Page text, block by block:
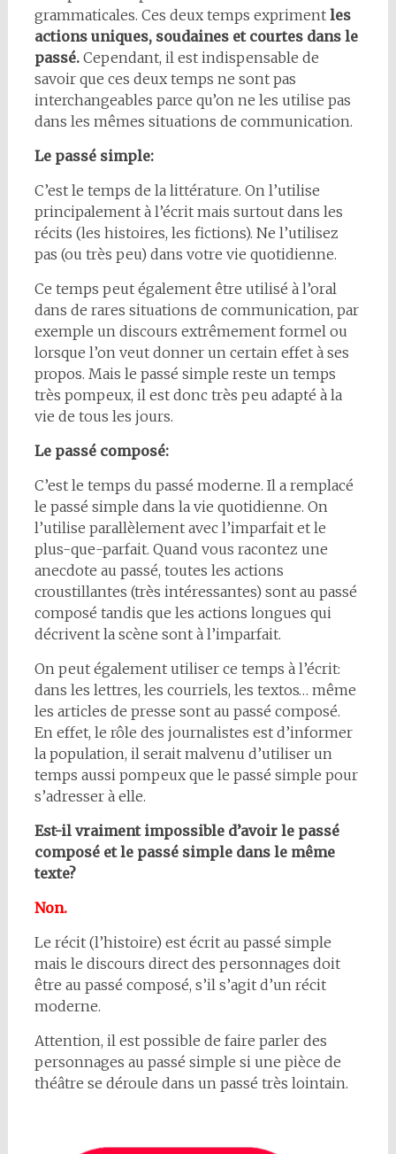
grammaticales. Ces deux temps exprimentles
actions uniques, soudaines et courtes dans le
passé.Cependant, il est indispensable de
savoir que ces deux temps ne sont pas
interchangeables parce qu’on ne les utilise pas
dans les mêmes situations de communication.
Le passé simple:
C’est le temps de la littérature. On l’utilise
principalement à l’écrit mais surtout dans les
récits (les histoires, les fictions). Ne l’utilisez
pas (ou très peu) dans votre vie quotidienne.
Ce temps peut également être utilisé à l’oral
dans de rares situations de communication, par
exemple un discours extrêmement formel ou
lorsque l’on veut donner un certain effet à ses
propos. Mais le passé simple reste un temps
très pompeux, il est donc très peu adapté à la
vie de tous les jours.
Le passé composé:
C’est le temps du passé moderne. Il a remplacé
le passé simple dans la vie quotidienne. On
l’utilise parallèlement avec l’imparfait et le
plus-que-parfait. Quand vous racontez une
anecdote au passé, toutes les actions
croustillantes (très intéressantes) sont au passé
composé tandis que les actions longues qui
décrivent la scène sont à l’imparfait.
On peut également utiliser ce temps à l’écrit:
dans les lettres, les courriels, les textos… même
les articles de presse sont au passé composé.
En effet, le rôle des journalistes est d’informer
la population, il serait malvenu d’utiliser un
temps aussi pompeux que le passé simple pour
s’adresser à elle.
Est-il vraiment impossible d’avoir le passé
composé et le passé simple dans le même
texte?
Non.
Le récit (l’histoire) est écrit au passé simple
mais le discours direct des personnages doit
être au passé composé, s’il s’agit d’un récit
moderne.
Attention, il est possible de faire parler des
personnages au passé simple si une pièce de
théâtre se déroule dans un passé très lointain.